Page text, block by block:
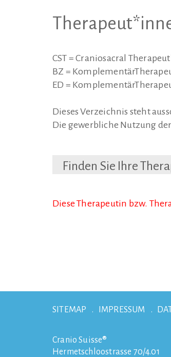
CST = Craniosacral
BZ =
ED =
Dieses Verzeichnis steht
Die gewerbliche Nutzung
Finden Sie Ihre
Diese Therapeutin bzw.
SITEMAP IMPRESSUM
Cranio Suisse®
Hermetschloostrasse 70/4.01